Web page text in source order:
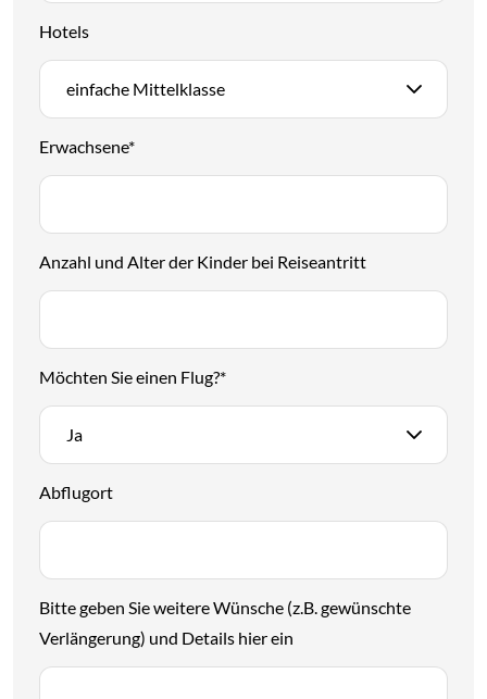
Hotels
einfache Mittelklasse
Erwachsene*
Anzahl und Alter der Kinder bei Reiseantritt
Möchten Sie einen Flug?*
Ja
Abflugort
Bitte geben Sie weitere Wünsche (z.B. gewünschte
Verlängerung) und Details hier ein